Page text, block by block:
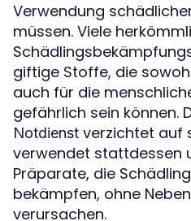
Verwendung
müssen. Viele
giftige Stoffe, die
auch für die
gefährlich sein können.
Notdienst verzichtet auf
verwendet stattdessen
Präparate, die
bekämpfen, ohne
verursachen.